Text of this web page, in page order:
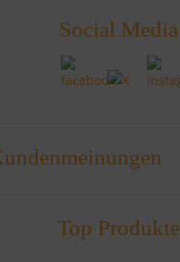
Social Media
Top Produkte